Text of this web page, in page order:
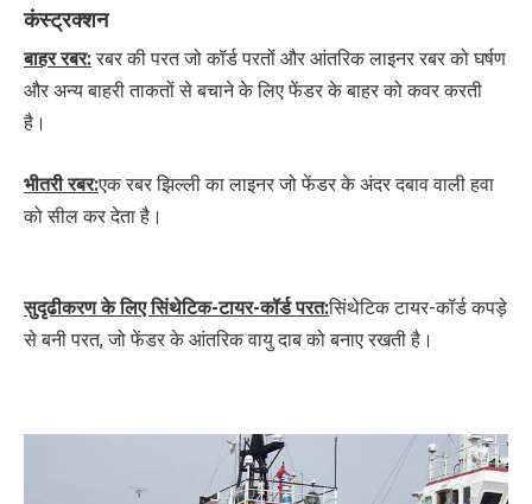
कंस्ट्रक्शन
बाहर रबर: रबर की परत जो कॉर्ड परतों और आंतरिक लाइनर रबर को घर्षण
और अन्य बाहरी ताकतों से बचाने के लिए फेंडर के बाहर को कवर करती
है।
भीतरी रबर:एक रबर झिल्ली का लाइनर जो फेंडर के अंदर दबाव वाली हवा
को सील कर देता है।
सुदृढीकरण के लिए सिंथेटिक-टायर-कॉर्ड परत:सिंथेटिक टायर-कॉर्ड कपड़े
से बनी परत, जो फेंडर के आंतरिक वायु दाब को बनाए रखती है।